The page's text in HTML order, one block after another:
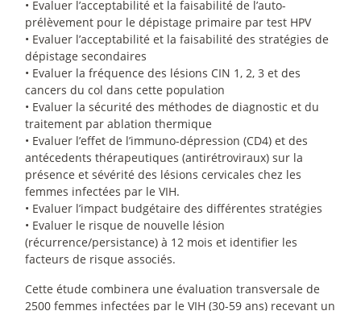
• Evaluer l’acceptabilité et la faisabilité de l’auto-
prélèvement pour le dépistage primaire par test HPV
• Evaluer l’acceptabilité et la faisabilité des stratégies de
dépistage secondaires
• Evaluer la fréquence des lésions CIN 1, 2, 3 et des
cancers du col dans cette population
• Evaluer la sécurité des méthodes de diagnostic et du
traitement par ablation thermique
• Evaluer l’effet de l’immuno-dépression (CD4) et des
antécedents thérapeutiques (antirétroviraux) sur la
présence et sévérité des lésions cervicales chez les
femmes infectées par le VIH.
• Evaluer l’impact budgétaire des différentes stratégies
• Evaluer le risque de nouvelle lésion
(récurrence/persistance) à 12 mois et identifier les
facteurs de risque associés.
Cette étude combinera une évaluation transversale de
2500 femmes infectées par le VIH (30-59 ans) recevant un